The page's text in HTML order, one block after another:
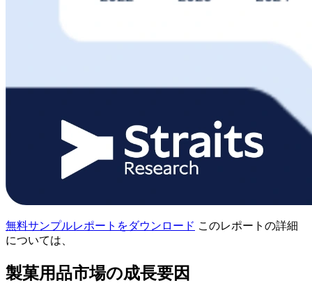
無料サンプルレポートをダウンロード このレポートの詳細
については、
製菓用品市場の成長要因